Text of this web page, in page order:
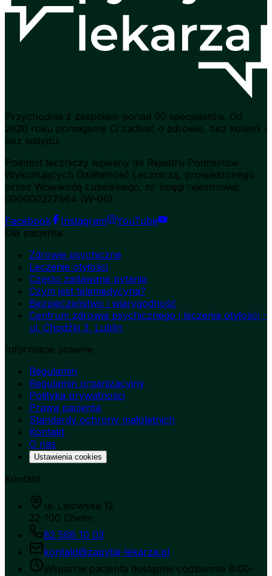
Przychodnia z zespołem ponad 90 specjalistów. Od
2020 roku pomagamy Ci zadbać o zdrowie, bez kolejek i
bez wstydu.
Podmiot leczniczy wpisany do Rejestru Podmiotów
Wykonujących Działalność Leczniczą, prowadzonego
przez Wojewodę Lubelskiego, nr księgi rejestrowej:
000000227864 (W-06).
Facebook
Instagram
YouTube
Dla pacjenta
Zdrowie psychiczne
Leczenie otyłości
Często zadawane pytania
Czym jest telemedycyna?
Bezpieczeństwo i wiarygodność
Centrum zdrowia psychicznego i leczenia otyłości -
ul. Chodźki 3, Lublin
Informacje prawne
Regulamin
Regulamin organizacyjny
Polityka prywatności
Prawa pacjenta
Standardy ochrony małoletnich
Kontakt
O nas
Ustawienia cookies
Kontakt
ul. Lwowska 12
22-100 Chełm
82 568 10 03
kontakt@zapytaj-lekarza.pl
Wsparcie pacjenta dostępne codziennie 8:00-